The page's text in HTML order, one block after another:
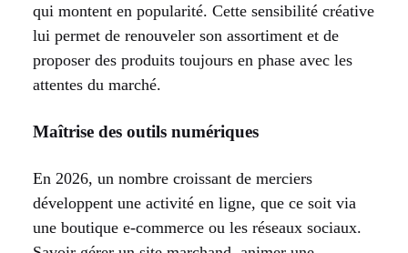
qui montent en popularité. Cette sensibilité créative
lui permet de renouveler son assortiment et de
proposer des produits toujours en phase avec les
attentes du marché.
Maîtrise des outils numériques
En 2026, un nombre croissant de merciers
développent une activité en ligne, que ce soit via
une boutique e-commerce ou les réseaux sociaux.